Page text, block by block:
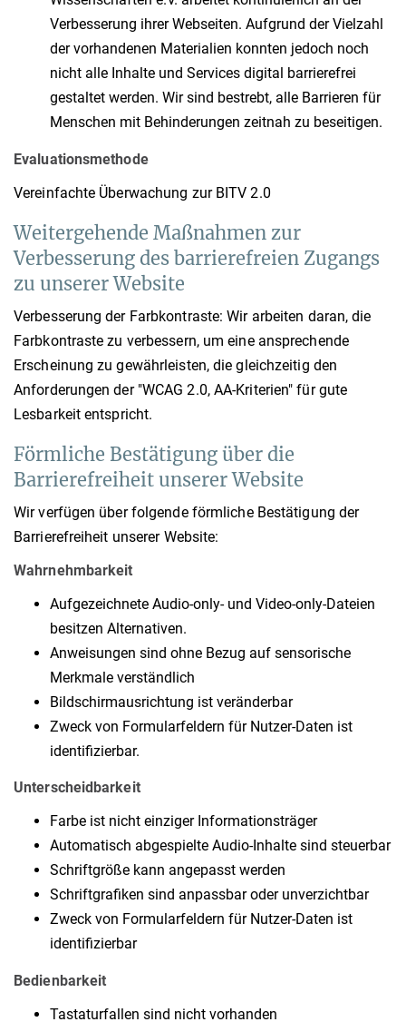
Verbesserung ihrer Webseiten. Aufgrund der Vielzahl
der vorhandenen Materialien konnten jedoch noch
nicht alle Inhalte und Services digital barrierefrei
gestaltet werden. Wir sind bestrebt, alle Barrieren für
Menschen mit Behinderungen zeitnah zu beseitigen.
Evaluationsmethode
Vereinfachte Überwachung zur BITV 2.0
Weitergehende Maßnahmen zur
Verbesserung des barrierefreien Zugangs
zu unserer Website
Verbesserung der Farbkontraste: Wir arbeiten daran, die
Farbkontraste zu verbessern, um eine ansprechende
Erscheinung zu gewährleisten, die gleichzeitig den
Anforderungen der "WCAG 2.0, AA-Kriterien" für gute
Lesbarkeit entspricht.
Förmliche Bestätigung über die
Barrierefreiheit unserer Website
Wir verfügen über folgende förmliche Bestätigung der
Barrierefreiheit unserer Website:
Wahrnehmbarkeit
Aufgezeichnete Audio-only- und Video-only-Dateien
besitzen Alternativen.
Anweisungen sind ohne Bezug auf sensorische
Merkmale verständlich
Bildschirmausrichtung ist veränderbar
Zweck von Formularfeldern für Nutzer-Daten ist
identifizierbar.
Unterscheidbarkeit
Farbe ist nicht einziger Informationsträger
Automatisch abgespielte Audio-Inhalte sind steuerbar
Schriftgröße kann angepasst werden
Schriftgrafiken sind anpassbar oder unverzichtbar
Zweck von Formularfeldern für Nutzer-Daten ist
identifizierbar
Bedienbarkeit
Tastaturfallen sind nicht vorhanden